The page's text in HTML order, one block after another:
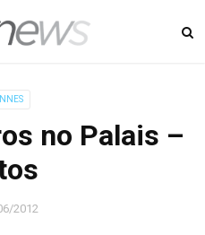
no Palais –
2012